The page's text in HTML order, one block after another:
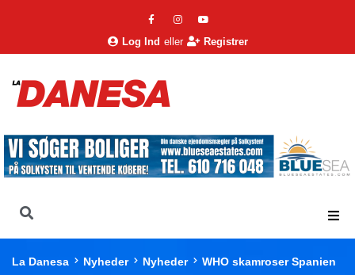
Log Ind eller Registrer
La Danesa Nyheder Nyheder WHO skamroser Spanien